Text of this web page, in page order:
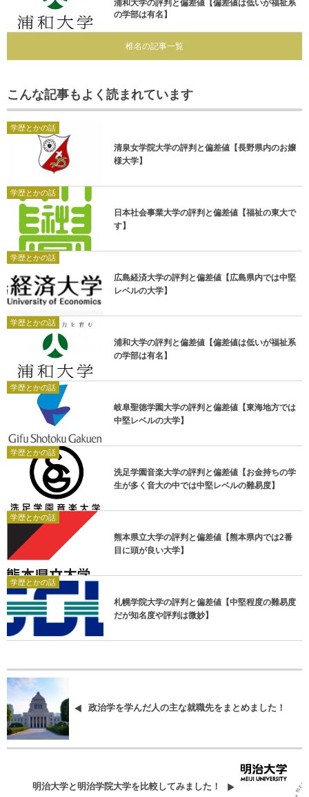
浦和大学の評判と偏差値【偏差値は低いが福祉系
の学部は有名】
椎名の記事一覧
こんな記事もよく読まれています
学歴とかの話
清泉女学院大学の評判と偏差値【長野県内のお嬢
様大学】
学歴とかの話
日本社会事業大学の評判と偏差値【福祉の東大で
す】
学歴とかの話
広島経済大学の評判と偏差値【広島県内では中堅
レベルの大学】
学歴とかの話
浦和大学の評判と偏差値【偏差値は低いが福祉系
の学部は有名】
学歴とかの話
岐阜聖徳学園大学の評判と偏差値【東海地方では
中堅レベルの大学】
学歴とかの話
洗足学園音楽大学の評判と偏差値【お金持ちの学
生が多く音大の中では中堅レベルの難易度】
学歴とかの話
熊本県立大学の評判と偏差値【熊本県内では2番
目に頭が良い大学】
学歴とかの話
札幌学院大学の評判と偏差値【中堅程度の難易度
だが知名度や評判は微妙】
政治学を学んだ人の主な就職先をまとめました！
明治大学と明治学院大学を比較してみました！